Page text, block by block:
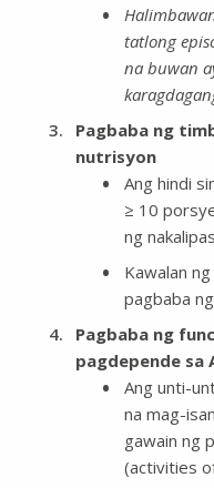
tatlong
na buwan
Pagbaba ng
nutrisyon
Ang hindi
≥ 10
ng
Kawalan
pagbaba
Pagbaba ng
pagdepende sa
Ang unti-
na mag-
gawain ng
(activities